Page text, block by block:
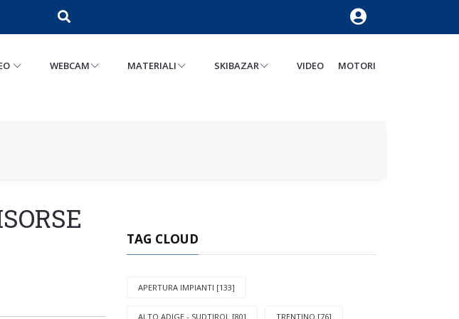
WEBCAM MATERIALI SKIBAZAR VIDEO MOTORI
TAG CLOUD
APERTURA IMPIANTI [133]
ALTO ADIGE - SUDTIROL [80] TRENTINO [76]